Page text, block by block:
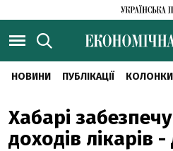
НОВИНИ ПУБЛІКАЦІЇ КОЛОНКИ
Хабарі
доходів лікарів